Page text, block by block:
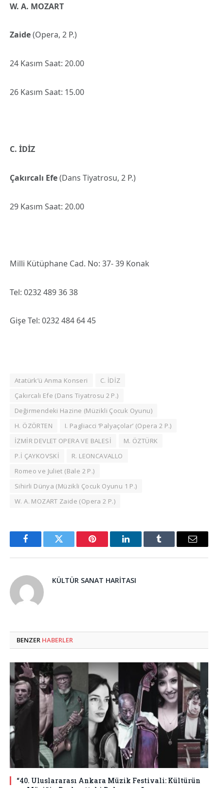
W. A. MOZART
Zaide(Opera, 2 P.)
24 Kasım Saat: 20.00
26 Kasım Saat: 15.00
C. İDİZ
Çakırcalı Efe(Dans Tiyatrosu, 2 P.)
29 Kasım Saat: 20.00
Milli Kütüphane Cad. No: 37- 39 Konak
Tel: 0232 489 36 38
Gişe Tel: 0232 484 64 45
Atatürk’ü Anma Konseri
C. İDİZ
Çakırcalı Efe (Dans Tiyatrosu 2 P.)
Değirmendeki Hazine (Müzikli Çocuk Oyunu)
H. ÖZÖRTEN
I. Pagliacci ‘Palyaçolar’ (Opera 2 P.)
İZMİR DEVLET OPERA VE BALESİ
M. ÖZTÜRK
P.İ ÇAYKOVSKİ
R. LEONCAVALLO
Romeo ve Juliet (Bale 2 P.)
Sihirli Dünya (Müzikli Çocuk Oyunu 1 P.)
W. A. MOZART Zaide (Opera 2 P.)
FacebookTwitter Pinterest LinkedInTumblr Email
KÜLTÜR SANAT HARITASI
BENZER HABERLER
“40. Uluslararası Ankara Müzik Festivali: Kültürün